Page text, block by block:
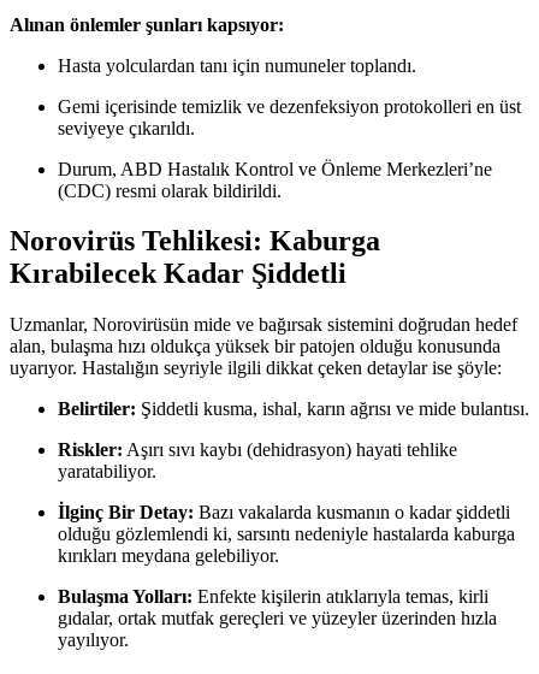
Alınan önlemler şunları kapsıyor:
Hasta yolculardan tanı için numuneler toplandı.
Gemi içerisinde temizlik ve dezenfeksiyon protokolleri en üst
seviyeye çıkarıldı.
Durum, ABD Hastalık Kontrol ve Önleme Merkezleri’ne
(CDC) resmi olarak bildirildi.
Norovirüs Tehlikesi: Kaburga
Kırabilecek Kadar Şiddetli
Uzmanlar, Norovirüsün mide ve bağırsak sistemini doğrudan hedef
alan, bulaşma hızı oldukça yüksek bir patojen olduğu konusunda
uyarıyor. Hastalığın seyriyle ilgili dikkat çeken detaylar ise şöyle:
Belirtiler: Şiddetli kusma, ishal, karın ağrısı ve mide bulantısı.
Riskler: Aşırı sıvı kaybı (dehidrasyon) hayati tehlike
yaratabiliyor.
İlginç Bir Detay: Bazı vakalarda kusmanın o kadar şiddetli
olduğu gözlemlendi ki, sarsıntı nedeniyle hastalarda kaburga
kırıkları meydana gelebiliyor.
Bulaşma Yolları: Enfekte kişilerin atıklarıyla temas, kirli
gıdalar, ortak mutfak gereçleri ve yüzeyler üzerinden hızla
yayılıyor.